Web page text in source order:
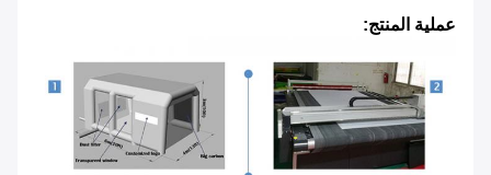
عملية المنتج: